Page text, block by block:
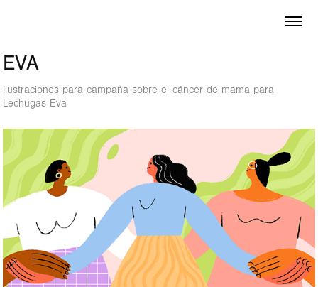
EVA
Ilustraciones para campaña sobre el cáncer de mama para
Lechugas Eva